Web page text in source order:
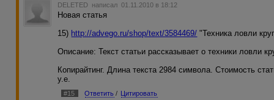
DELETED написал 01.11.2010 в 18:12
Новая статья
15) http://advego.ru/shop/text/3584469/ "Техника ловли
Описание: Текст статьи рассказывает о техники ловли
Копирайтинг. Длина текста 2984 символа. Стоимость
у.е.
#15 Ответить / Цитировать